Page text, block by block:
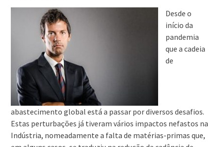
Desde o
início da
pandemia
que a cadeia
de
abastecimento global está a passar por diversos desafios.
Estas perturbações já tiveram vários impactos nefastos na
Indústria, nomeadamente a falta de matérias-primas que,